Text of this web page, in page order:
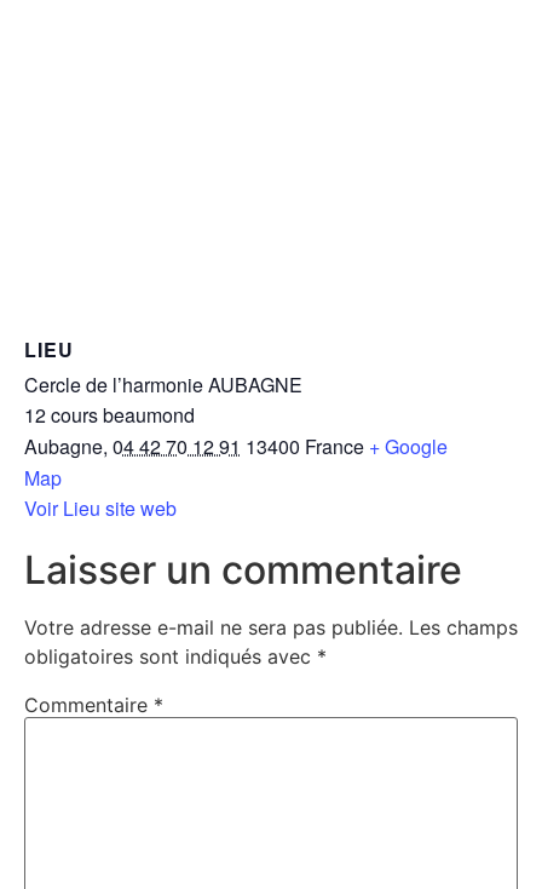
LIEU
Cercle de l’harmonie AUBAGNE
12 cours beaumond
Aubagne, 04 42 70 12 91 13400 France + Google
Map
Voir Lieu site web
Laisser un commentaire
Votre adresse e-mail ne sera pas publiée. Les champs
obligatoires sont indiqués avec *
Commentaire *